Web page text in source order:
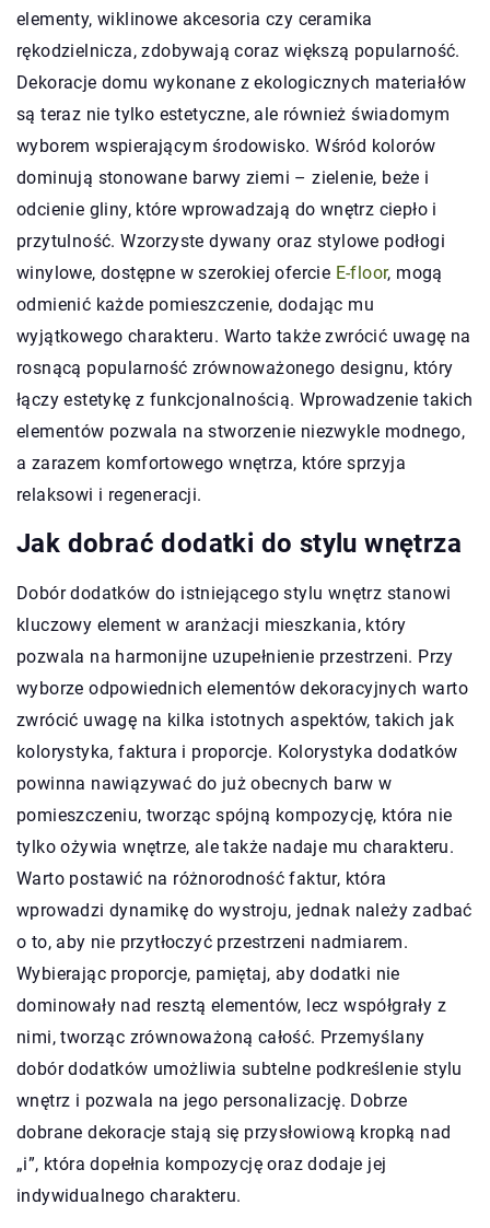
elementy, wiklinowe akcesoria czy ceramika
rękodzielnicza, zdobywają coraz większą popularność.
Dekoracje domu wykonane z ekologicznych materiałów
są teraz nie tylko estetyczne, ale również świadomym
wyborem wspierającym środowisko. Wśród kolorów
dominują stonowane barwy ziemi – zielenie, beże i
odcienie gliny, które wprowadzają do wnętrz ciepło i
przytulność. Wzorzyste dywany oraz stylowe podłogi
winylowe, dostępne w szerokiej ofercie E-floor, mogą
odmienić każde pomieszczenie, dodając mu
wyjątkowego charakteru. Warto także zwrócić uwagę na
rosnącą popularność zrównoważonego designu, który
łączy estetykę z funkcjonalnością. Wprowadzenie takich
elementów pozwala na stworzenie niezwykle modnego,
a zarazem komfortowego wnętrza, które sprzyja
relaksowi i regeneracji.
Jak dobrać dodatki do stylu wnętrza
Dobór dodatków do istniejącego stylu wnętrz stanowi
kluczowy element w aranżacji mieszkania, który
pozwala na harmonijne uzupełnienie przestrzeni. Przy
wyborze odpowiednich elementów dekoracyjnych warto
zwrócić uwagę na kilka istotnych aspektów, takich jak
kolorystyka, faktura i proporcje. Kolorystyka dodatków
powinna nawiązywać do już obecnych barw w
pomieszczeniu, tworząc spójną kompozycję, która nie
tylko ożywia wnętrze, ale także nadaje mu charakteru.
Warto postawić na różnorodność faktur, która
wprowadzi dynamikę do wystroju, jednak należy zadbać
o to, aby nie przytłoczyć przestrzeni nadmiarem.
Wybierając proporcje, pamiętaj, aby dodatki nie
dominowały nad resztą elementów, lecz współgrały z
nimi, tworząc zrównoważoną całość. Przemyślany
dobór dodatków umożliwia subtelne podkreślenie stylu
wnętrz i pozwala na jego personalizację. Dobrze
dobrane dekoracje stają się przysłowiową kropką nad
„i”, która dopełnia kompozycję oraz dodaje jej
indywidualnego charakteru.